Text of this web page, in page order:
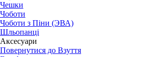
Чешки
Чоботи
Чоботи з Піни (ЭВА)
Шльопанці
Аксесуари
Повернутися до Взуття